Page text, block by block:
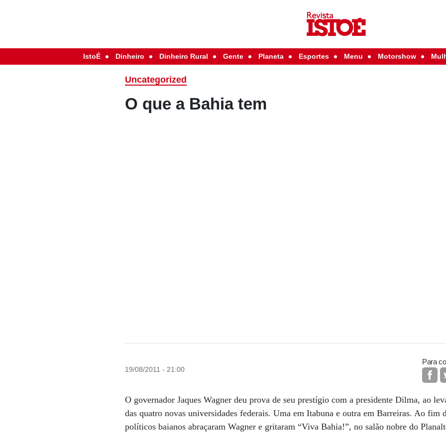
IstoÉ Dinheiro Dinheiro Rural Gente Planeta Esportes Menu Motorshow
Uncategorized
O que a Bahia tem
19/08/2011 - 21:00
Para
O governador Jaques Wagner deu prova de seu prestígio com a presidente Dilma, ao
das quatro novas universidades federais. Uma em Itabuna e outra em Barreiras. Ao fim
políticos baianos abraçaram Wagner e gritaram “Viva Bahia!”, no salão nobre do